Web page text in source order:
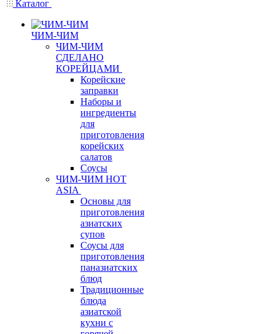
Каталог
ЧИМ-ЧИМ
ЧИМ-ЧИМ
СДЕЛАНО
КОРЕЙЦАМИ
Корейские
заправки
Наборы и
ингредиенты
для
приготовления
корейских
салатов
Соусы
ЧИМ-ЧИМ HOT
ASIA
Основы для
приготовления
азиатских
супов
Соусы для
приготовления
паназиатских
блюд
Традиционные
блюда
азиатской
кухни с